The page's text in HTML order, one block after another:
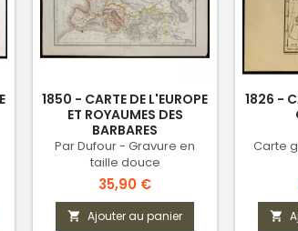
1850 - CARTE DE L'EUROPE
ET ROYAUMES DES
BARBARES
Par Dufour - Gravure en
taille douce
Prix
35,90 €
 Ajouter au panier
1826 -
Carte
